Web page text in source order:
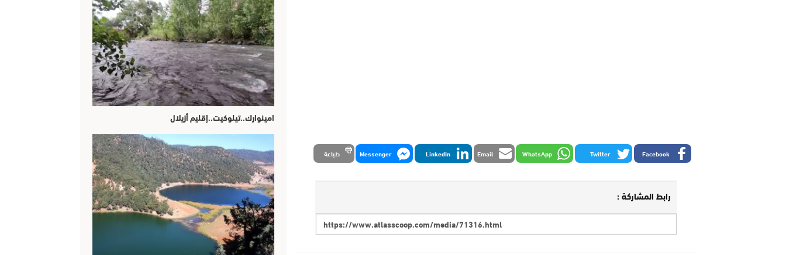
Facebook
Twitter
WhatsApp
Email
LinkedIn
Messenger طباعة
رابط المشاركة :
امينوارك..تيلوكيت..إقليم أزيلال